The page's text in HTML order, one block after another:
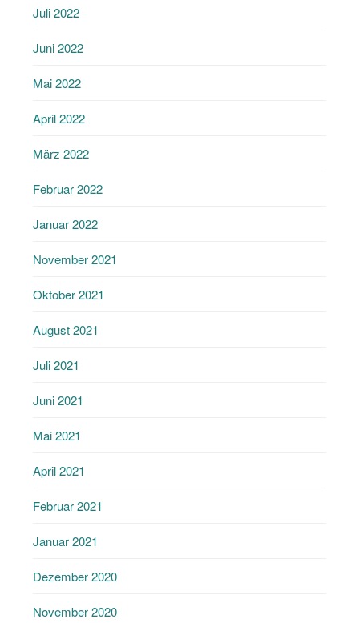
Juli 2022
Juni 2022
Mai 2022
April 2022
März 2022
Februar 2022
Januar 2022
November 2021
Oktober 2021
August 2021
Juli 2021
Juni 2021
Mai 2021
April 2021
Februar 2021
Januar 2021
Dezember 2020
November 2020